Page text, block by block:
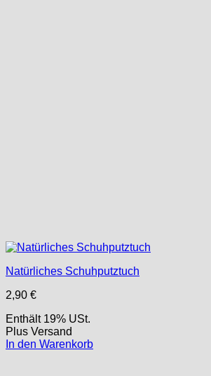
Natürliches Schuhputztuch
2,90 €
Enthält 19% USt.
Plus Versand
In den Warenkorb